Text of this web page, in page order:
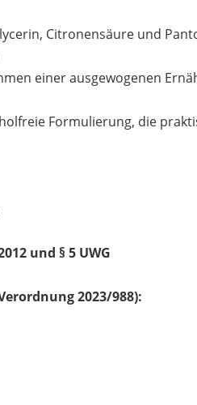
Citronensäure und
einer ausgewogenen
Formulierung, die
und § 5 UWG
2023/988):